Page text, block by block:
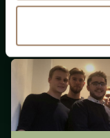
(Opdateret